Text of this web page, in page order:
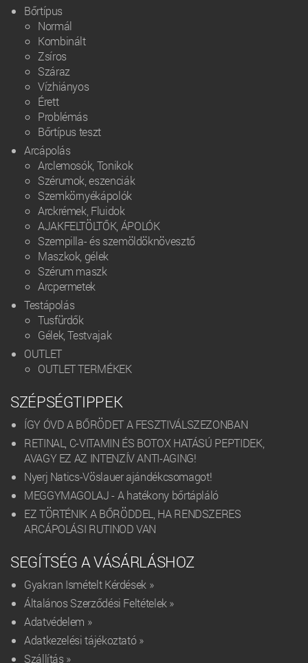
Bőrtípus
Normál
Kombinált
Zsíros
Száraz
Vízhiányos
Érett
Problémás
Bőrtípus teszt
Arcápolás
Arclemosók, Tonikok
Szérumok, eszenciák
Szemkörnyékápolók
Arckrémek, Fluidok
AJAKFELTÖLTŐK, ÁPOLÓK
Szempilla- és szemöldöknövesztő
Maszkok, gélek
Szérum maszk
Arcpermetek
Testápolás
Tusfürdők
Gélek, Testvajak
OUTLET
OUTLET TERMÉKEK
SZÉPSÉGTIPPEK
ÍGY ÓVD A BŐRÖDET A FESZTIVÁLSZEZONBAN
RETINAL, C-VITAMIN ÉS BOTOX HATÁSÚ PEPTIDEK,
AVAGY EZ AZ INTENZÍV ANTI-AGING!
Nyerj Natics-Vöslauer ajándékcsomagot!
MEGGYMAGOLAJ - A hatékony bőrtápláló
EZ TÖRTÉNIK A BŐRÖDDEL, HA RENDSZERES
ARCÁPOLÁSI RUTINOD VAN
SEGÍTSÉG A VÁSÁRLÁSHOZ
Gyakran Ismételt Kérdések »
Általános Szerződési Feltételek »
Adatvédelem »
Adatkezelési tájékoztató »
Szállítás »